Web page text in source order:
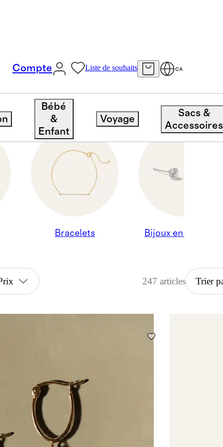
Compte Liste de souhaits CA
Bébé
&
Enfant
Voyage
Sacs &
Accessoires
Bracelets Bijoux en diamant
247 articles Trier